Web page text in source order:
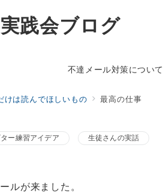
践会ブログ
不達メール対策について
けは読んでほしいもの 最高の仕事
ー練習アイデア 生徒さんの実話
ルが来ました。